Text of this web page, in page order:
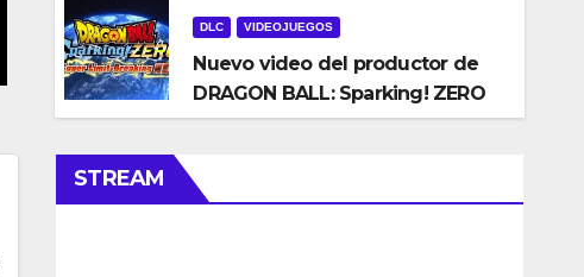
JUL 22, 2026
los jugadores y nuevos
personajes
DLC VIDEOJUEGOS
Nuevo video del productor de
DRAGON BALL: Sparking! ZERO
detalla el Super Limit-Breaking
STREAM